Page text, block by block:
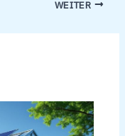
WEITER